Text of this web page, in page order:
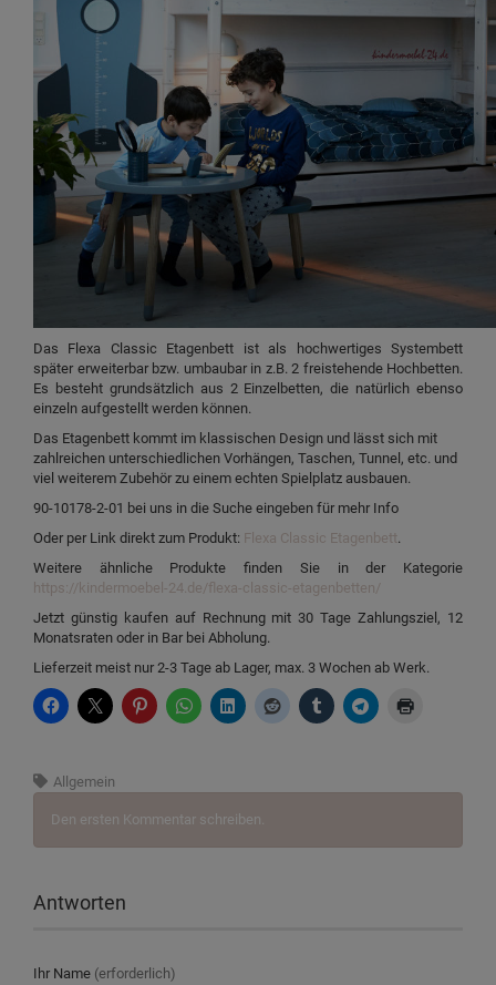
Das Flexa Classic Etagenbett ist als hochwertiges Systembett
später erweiterbar bzw. umbaubar in z.B. 2 freistehende Hochbetten.
Es besteht grundsätzlich aus 2 Einzelbetten, die natürlich ebenso
einzeln aufgestellt werden können.
Das Etagenbett kommt im klassischen Design und lässt sich mit
zahlreichen unterschiedlichen Vorhängen, Taschen, Tunnel, etc. und
viel weiterem Zubehör zu einem echten Spielplatz ausbauen.
90-10178-2-01 bei uns in die Suche eingeben für mehr Info
Oder per Link direkt zum Produkt: Flexa Classic Etagenbett.
Weitere ähnliche Produkte finden Sie in der Kategorie
https://kindermoebel-24.de/flexa-classic-etagenbetten/
Jetzt günstig kaufen auf Rechnung mit 30 Tage Zahlungsziel, 12
Monatsraten oder in Bar bei Abholung.
Lieferzeit meist nur 2-3 Tage ab Lager, max. 3 Wochen ab Werk.
Allgemein
Den ersten Kommentar schreiben.
Antworten
Ihr Name (erforderlich)